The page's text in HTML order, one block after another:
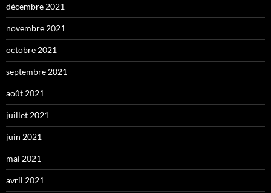
décembre 2021
novembre 2021
octobre 2021
septembre 2021
août 2021
juillet 2021
juin 2021
mai 2021
avril 2021